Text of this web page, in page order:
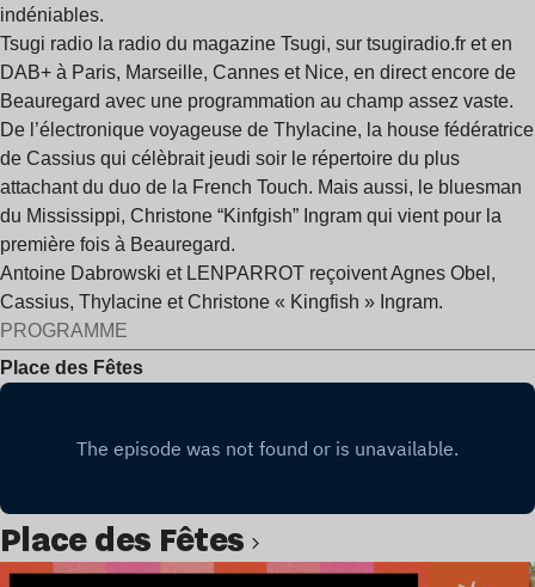
indéniables.
Tsugi radio la radio du magazine Tsugi, sur tsugiradio.fr et en
DAB+ à Paris, Marseille, Cannes et Nice, en direct encore de
Beauregard avec une programmation au champ assez vaste.
De l’électronique voyageuse de Thylacine, la house fédératrice
de Cassius qui célèbrait jeudi soir le répertoire du plus
attachant du duo de la French Touch. Mais aussi, le bluesman
du Mississippi, Christone “Kinfgish” Ingram qui vient pour la
première fois à Beauregard.
Antoine Dabrowski et LENPARROT reçoivent Agnes Obel,
Cassius, Thylacine et Christone « Kingfish » Ingram.
PROGRAMME
Place des Fêtes
Place des Fêtes
Lire l’article